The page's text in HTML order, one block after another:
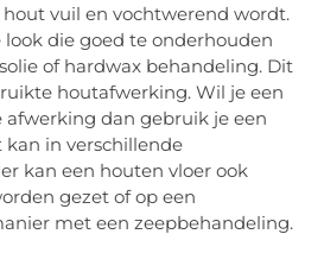
vuil en vochtwerend wordt.
die goed te onderhouden
of hardwax behandeling. Dit
houtafwerking. Wil je een
afwerking dan gebruik je een
kan in verschillende
kan een houten vloer ook
gezet of op een
met een zeepbehandeling.